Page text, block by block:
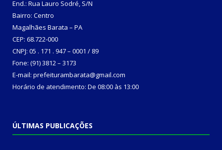
End.: Rua Lauro Sodré, S/N
Bairro: Centro
Magalhães Barata – PA
CEP: 68.722-000
CNPJ: 05 . 171 . 947 – 0001 / 89
Fone: (91) 3812 – 3173
E-mail: prefeiturambarata@gmail.com
Horário de atendimento: De 08:00 às 13:00
ÚLTIMAS PUBLICAÇÕES